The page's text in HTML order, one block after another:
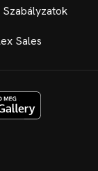
Szabályzatok
Sales